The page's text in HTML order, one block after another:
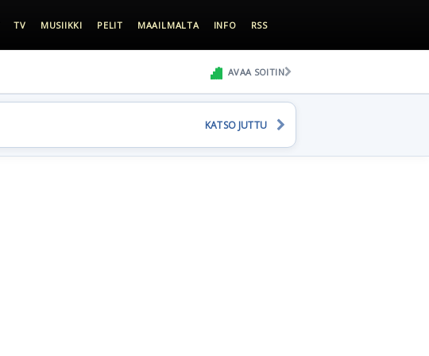
TV MUSIIKKI PELIT MAAILMALTA INFO RSS
AVAA SOITIN
KATSO JUTTU